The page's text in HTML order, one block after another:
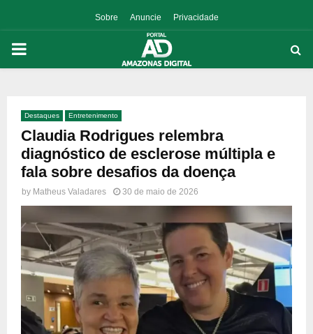
Sobre Anuncie Privacidade
PRIMARY
Destaques Entretenimento
Claudia Rodrigues relembra
diagnóstico de esclerose múltipla e
fala sobre desafios da doença
by Matheus Valadares 30 de maio de 2026